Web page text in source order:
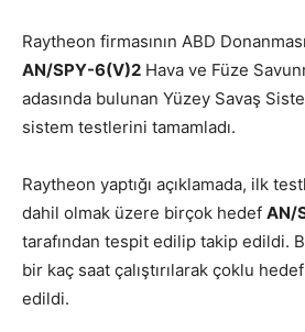
Raytheon firmasının ABD
AN/SPY-6(V)2 Hava ve Füze
adasında bulunan Yüzey Savaş
sistem testlerini tamamladı.
Raytheon yaptığı açıklamada, ilk
dahil olmak üzere birçok hedef AN/
tarafından tespit edilip takip edildi.
bir kaç saat çalıştırılarak çoklu
edildi.